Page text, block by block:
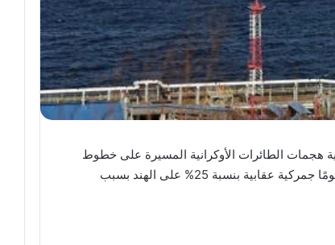
هجمات الطائرات الأوكرانية المسيرة على خطوط
أنابيب تصدير النفط الروسية، وفرض الرئيس الأميركي دونالد ترامب رسومًا جمركية عقابية بنسبة 25% على الهند بسبب